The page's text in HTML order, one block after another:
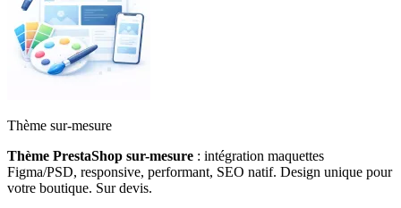
Thème sur-mesure
Thème PrestaShop sur-mesure : intégration maquettes
Figma/PSD, responsive, performant, SEO natif. Design unique pour
votre boutique. Sur devis.